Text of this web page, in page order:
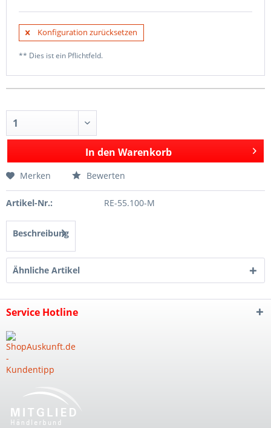
Konfiguration zurücksetzen
** Dies ist ein Pflichtfeld.
In den Warenkorb
Merken Bewerten
Artikel-Nr.: RE-55.100-M
Beschreibung
Ähnliche Artikel
Service Hotline